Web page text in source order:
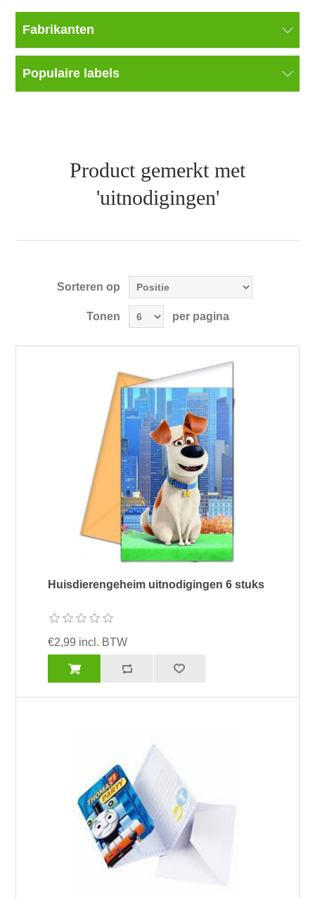
Fabrikanten
Populaire labels
Product gemerkt met
'uitnodigingen'
Sorteren op
Tonen per pagina
Huisdierengeheim uitnodigingen 6 stuks
€2,99 incl. BTW